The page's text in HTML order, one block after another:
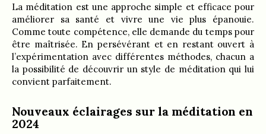
La méditation est une approche simple et efficace pour
améliorer sa santé et vivre une vie plus épanouie.
Comme toute compétence, elle demande du temps pour
être maîtrisée. En persévérant et en restant ouvert à
l’expérimentation avec différentes méthodes, chacun a
la possibilité de découvrir un style de méditation qui lui
convient parfaitement.
Nouveaux éclairages sur la méditation en
2024